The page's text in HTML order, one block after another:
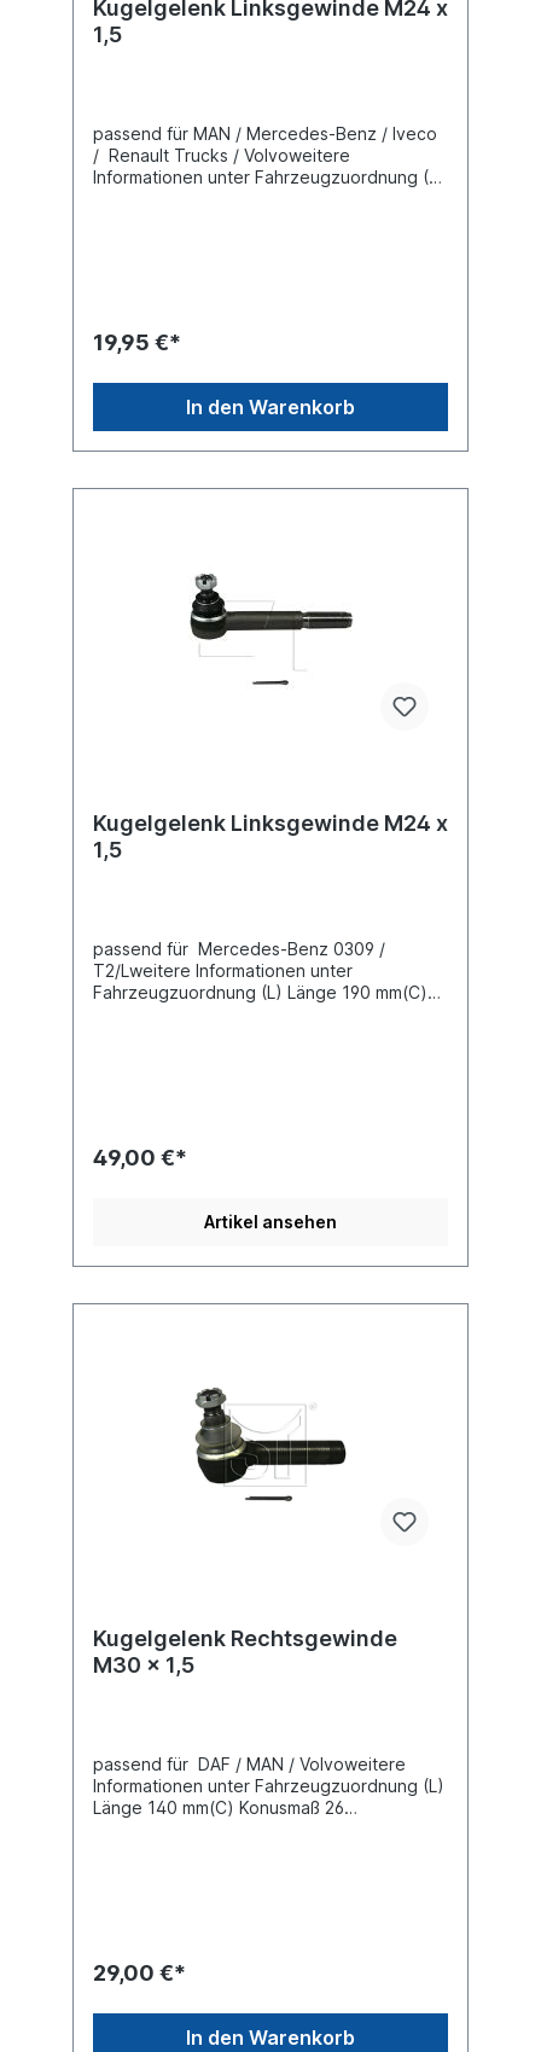
Kugelgelenk Linksgewinde M24 x
1,5
passend für MAN / Mercedes-Benz / Iveco
/ Renault Trucks / Volvoweitere
Informationen unter Fahrzeugzuordnung (L)
19,95 €*
In den Warenkorb
Kugelgelenk Linksgewinde M24 x
1,5
passend für Mercedes-Benz 0309 /
T2/Lweitere Informationen unter
Fahrzeugzuordnung (L) Länge 190 mm(C)
49,00 €*
Artikel ansehen
Kugelgelenk Rechtsgewinde
M30 x 1,5
passend für DAF / MAN / Volvoweitere
Informationen unter Fahrzeugzuordnung (L)
Länge 140 mm(C) Konusmaß 26
29,00 €*
In den Warenkorb